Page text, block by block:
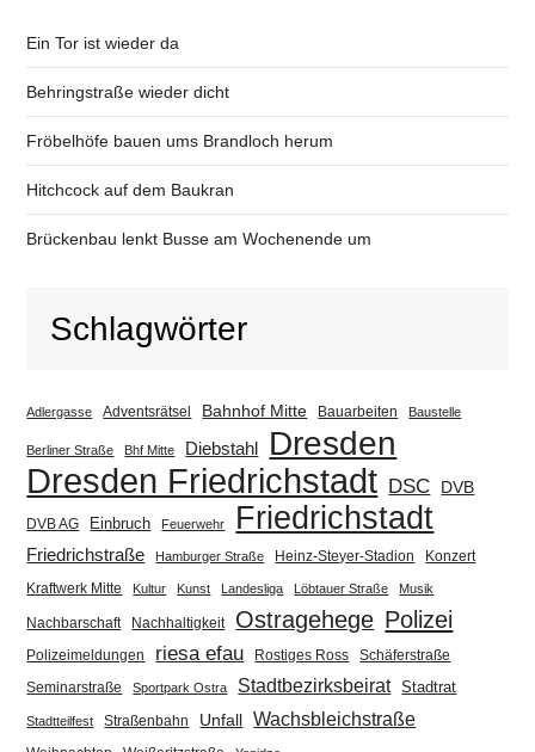
Ein Tor ist wieder da
Behringstraße wieder dicht
Fröbelhöfe bauen ums Brandloch herum
Hitchcock auf dem Baukran
Brückenbau lenkt Busse am Wochenende um
Schlagwörter
Adlergasse Adventsrätsel Bahnhof Mitte Bauarbeiten Baustelle
Berliner Straße Bhf Mitte Diebstahl Dresden
Dresden Friedrichstadt DSC DVB
DVB AG Einbruch Feuerwehr Friedrichstadt
Friedrichstraße Hamburger Straße Heinz-Steyer-Stadion
Konzert
Kraftwerk Mitte
Kultur Kunst Landesliga Löbtauer Straße Musik
Nachbarschaft Nachhaltigkeit Ostragehege Polizei
Polizeimeldungen riesa efau Rostiges Ross Schäferstraße
Seminarstraße Sportpark Ostra Stadtbezirksbeirat Stadtrat
Stadtteilfest Straßenbahn Unfall Wachsbleichstraße